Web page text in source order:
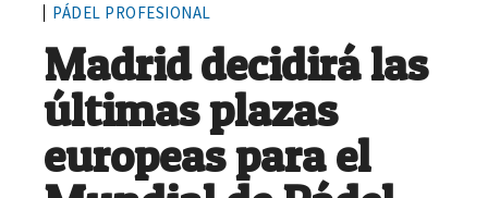
PÁDEL PROFESIONAL
Madrid decidirá las
últimas plazas
europeas para el